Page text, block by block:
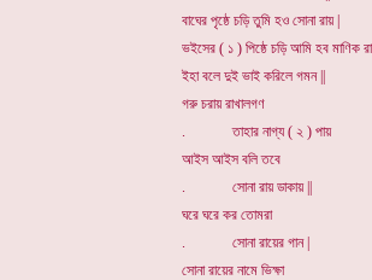
বাঘের পৃষ্ঠে চড়ি তুমি হও সোনা রায় |
ভইসের ( ১ ) পিষ্ঠে চড়ি আমি হব মাণিক
ইহা বলে দুই ভাই করিলে গমন ||
গরু চরায় রাখালগণ
. তাহার নাগ্য ( ২ ) পায়
আইস আইস বলি তবে
. সোনা রায় ডাকায় ||
ঘরে ঘরে কর তোমরা
. সোনা রায়ের গান |
সোনা রায়ের নামে ভিক্ষা